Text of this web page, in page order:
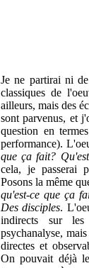
Je ne partirai ni
classiques de
ailleurs, mais des
sont parvenus, et
question en
performance).
que ça fait?
cela, je passerai
Posons la même
qu'est-ce que ça
Des disciples.
indirects sur
psychanalyse,
directes et
On pouvait déjà